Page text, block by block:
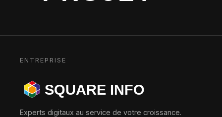
ENTREPRISE
SQUARE INFO
Experts digitaux au service de votre croissance.